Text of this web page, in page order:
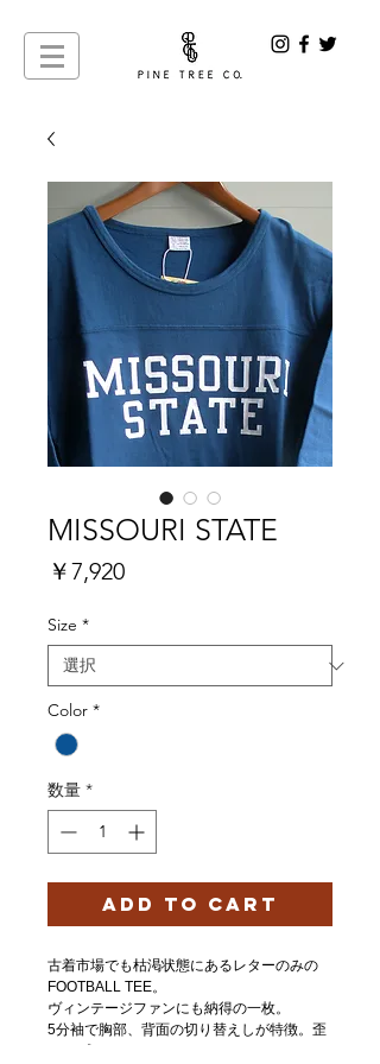
MISSOURI STATE
￥7,920価
Size *
Color *
数量 *
ADD TO CART
古着市場でも枯渇状態にあるレターのみの
FOOTBALL TEE。
ヴィンテージファンにも納得の一枚。
5分袖で胸部、背面の切り替えしが特徴。歪